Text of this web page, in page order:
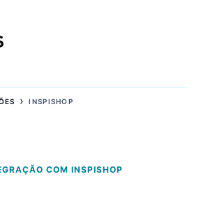
›INSPISHOP
COM INSPISHOP